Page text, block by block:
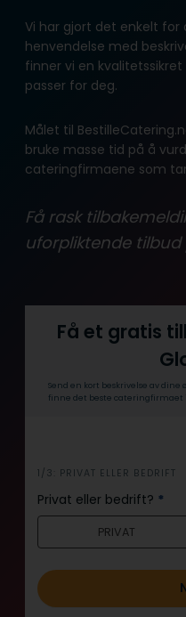
Vi har gjort det enkelt for
henvendelse med
finner vi en
passer for deg.
Målet til
bruke masse tid på å
cateringfirmaene som
Få rask
uforpliktende
Få et gratis
Send en kort beskrivelse av dine
finne det beste cateringfirmaet
i
n
n
o
d
1/3: PRIVAT ELLER BEDRIFT
Privat eller bedrift? *
PRIVAT